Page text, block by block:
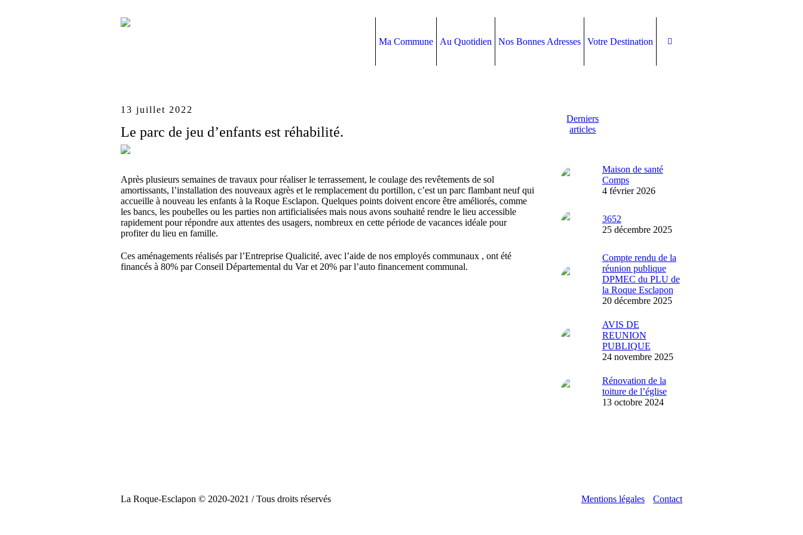
Ma Commune Au Quotidien Nos Bonnes Adresses Votre Destination
13 juillet 2022
Le parc de jeu d’enfants est réhabilité.
Après plusieurs semaines de travaux pour réaliser le terrassement, le coulage des revêtements de sol
amortissants, l’installation des nouveaux agrès et le remplacement du portillon, c’est un parc flambant neuf qui
accueille à nouveau les enfants à la Roque Esclapon. Quelques points doivent encore être améliorés, comme
les bancs, les poubelles ou les parties non artificialisées mais nous avons souhaité rendre le lieu accessible
rapidement pour répondre aux attentes des usagers, nombreux en cette période de vacances idéale pour
profiter du lieu en famille.
Ces aménagements réalisés par l’Entreprise Qualicité, avec l’aide de nos employés communaux , ont été
financés à 80% par Conseil Départemental du Var et 20% par l’auto financement communal.
Derniers
articles
Maison de santé
Comps
4 février 2026
3652
25 décembre 2025
Compte rendu de la
réunion publique
DPMEC du PLU de
la Roque Esclapon
20 décembre 2025
AVIS DE
REUNION
PUBLIQUE
24 novembre 2025
Rénovation de la
toiture de l’église
13 octobre 2024
Mentions légales Contact
La Roque-Esclapon © 2020-2021 / Tous droits réservés